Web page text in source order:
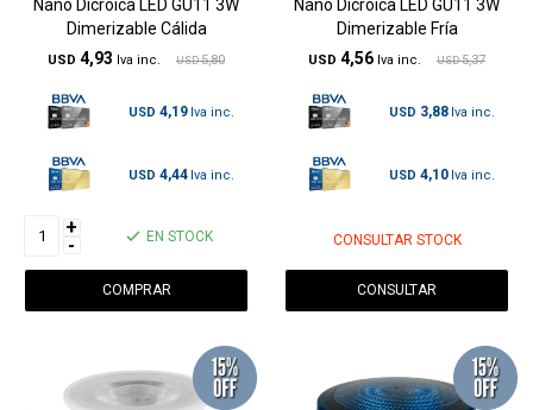
Nano Dicroica LED GU11 3W
Dimerizable Cálida
USD 4,93 USD 5,80
USD 4,19
USD 4,44
+
- EN STOCK
Nano Dicroica LED GU11 3W
Dimerizable Fría
USD 4,56 USD 5,37
USD 3,88
USD 4,10
CONSULTAR STOCK
CONSULTAR